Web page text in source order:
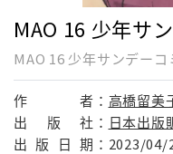
MAO 16 少年サ
MAO 16 少年サンデーコ
作 者： 高橋留美
出
版 社： 日本出版
出 版 日 期： 2023/04/